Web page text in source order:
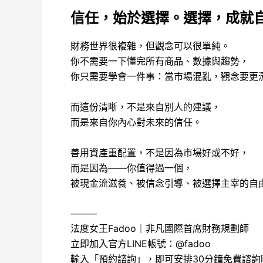
信任，始於選擇。選擇，成就
財務世界很複雜，但觀念可以很單純。
你不需要一下懂完所有商品、數據與趨勢，
你只需要學會一件事：當市場混亂，觀念要更
而這份清晰，不是來自別人的建議，
而是來自你內心對未來的信任。
善用資產重配置，不是因為市場好或不好，
而是因為——你值得過一個，
被現金流滋養、被信念引導、被選擇主宰的自
⸻
法度女王Fadoo｜非凡國際首席財務規劃師
立即加入官方LINE帳號：@fadoo
輸入「預約諮詢」，即可安排30分鐘免費諮詢